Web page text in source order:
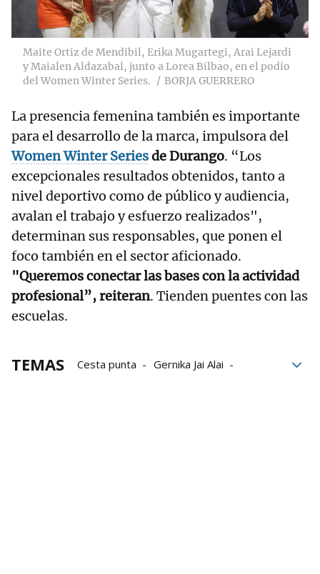
Maite Ortiz de Mendibil, Erika Mugartegi, Arai Lejardi
y Maialen Aldazabal, junto a Lorea Bilbao, en el podio
del Women Winter Series.
BORJA GUERRERO
La presencia femenina también es importante
para el desarrollo de la marca, impulsora del
Women Winter Seriesde Durango. “Los
excepcionales resultados obtenidos, tanto a
nivel deportivo como de público y audiencia,
avalan el trabajo y esfuerzo realizados",
determinan sus responsables, que ponen el
foco también en el sector aficionado.
"Queremos conectar las bases con la actividad
profesional”, reiteran. Tienden puentes con las
escuelas.
TEMAS Cesta punta
Gernika Jai Alai